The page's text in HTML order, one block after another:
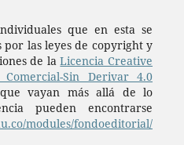
que en esta se
las leyes de copyright y
de laLicencia Creative
Comercial-Sin Derivar 4.0
que vayan más allá de lo
pueden encontrarse
modules/fondoeditorial/